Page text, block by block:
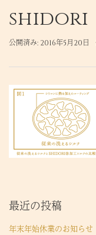
shidori
公開済み: 2016年5月20日
最近の投稿
年末年始休業のお知らせ